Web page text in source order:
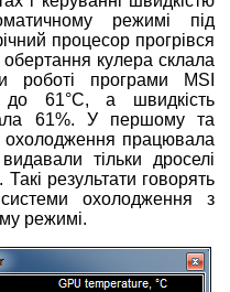
режимі під
процесор прогрівся
кулера склала
роботі програми MSI
до 61°С, а швидкість
61%. У першому та
охолодження працювала
тільки дроселі
результати говорять
охолодження з
режимі.